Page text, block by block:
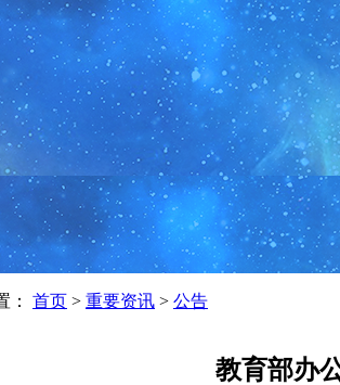
： 首页 > 重要资讯 > 公告
教育部办